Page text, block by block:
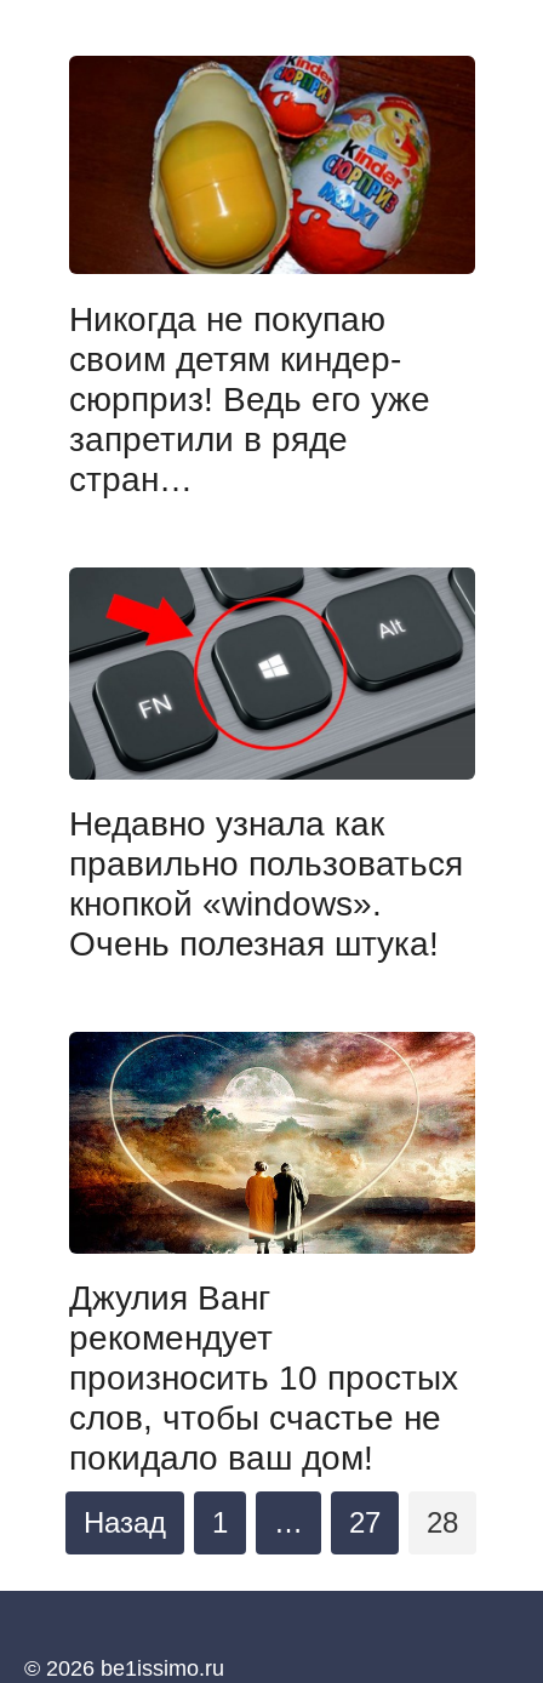
Никогда не покупаю
своим детям киндер-
сюрприз! Ведь его уже
запретили в ряде
стран…
Недавно узнала как
правильно пользоваться
кнопкой «windows».
Очень полезная штука!
Джулия Ванг
рекомендует
произносить 10 простых
слов, чтобы счастье не
покидало ваш дом!
Пагинация
записей
Назад 1 … 27 28
© 2026 be1issimo.ru